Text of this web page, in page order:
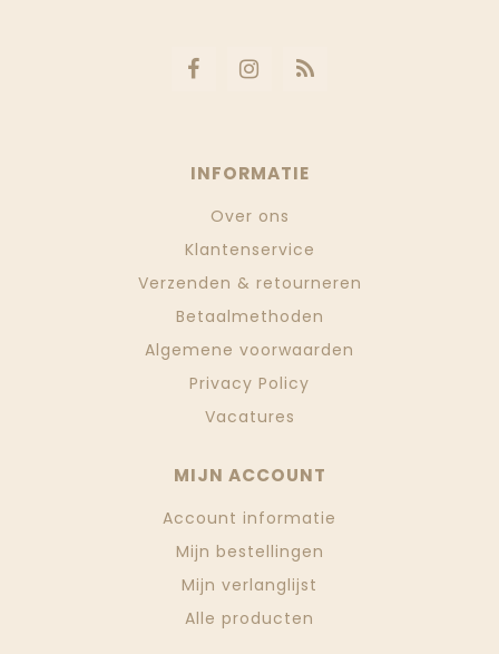
INFORMATIE
Over ons
Klantenservice
Verzenden & retourneren
Betaalmethoden
Algemene voorwaarden
Privacy Policy
Vacatures
MIJN ACCOUNT
Account informatie
Mijn bestellingen
Mijn verlanglijst
Alle producten